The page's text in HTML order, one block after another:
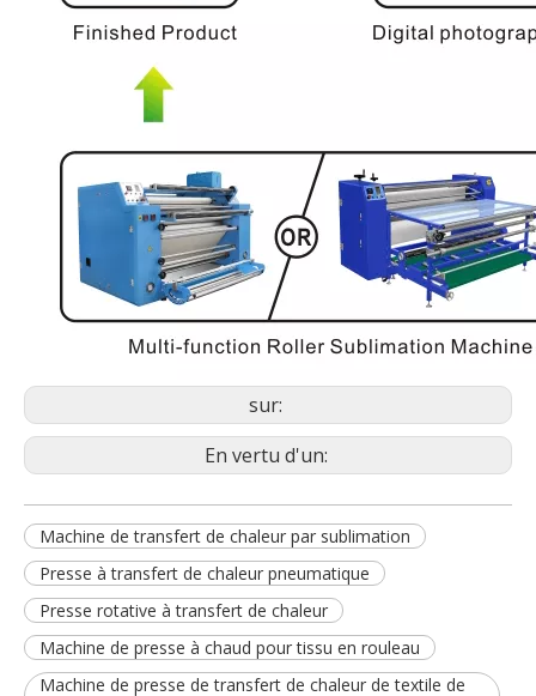
sur:
En vertu d'un:
Machine de transfert de chaleur par sublimation
Presse à transfert de chaleur pneumatique
Presse rotative à transfert de chaleur
Machine de presse à chaud pour tissu en rouleau
Machine de presse de transfert de chaleur de textile de